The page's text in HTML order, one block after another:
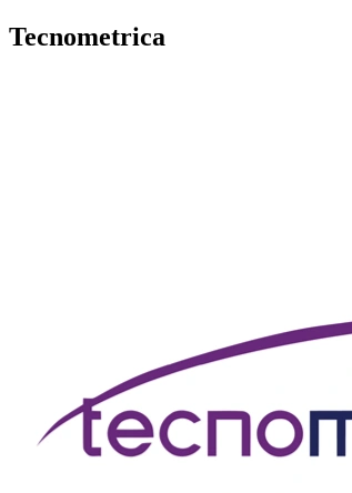
Tecnometrica